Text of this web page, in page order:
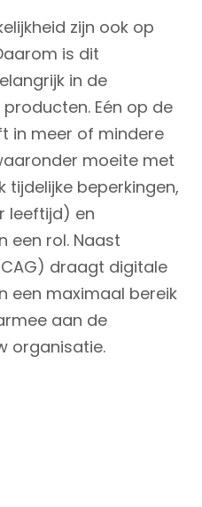
zijn ook op
is dit
in de
Eén op de
in meer of mindere
moeite met
tijdelijke beperkingen,
leeftijd) en
een rol. Naast
draagt digitale
een maximaal bereik
aan de
organisatie.